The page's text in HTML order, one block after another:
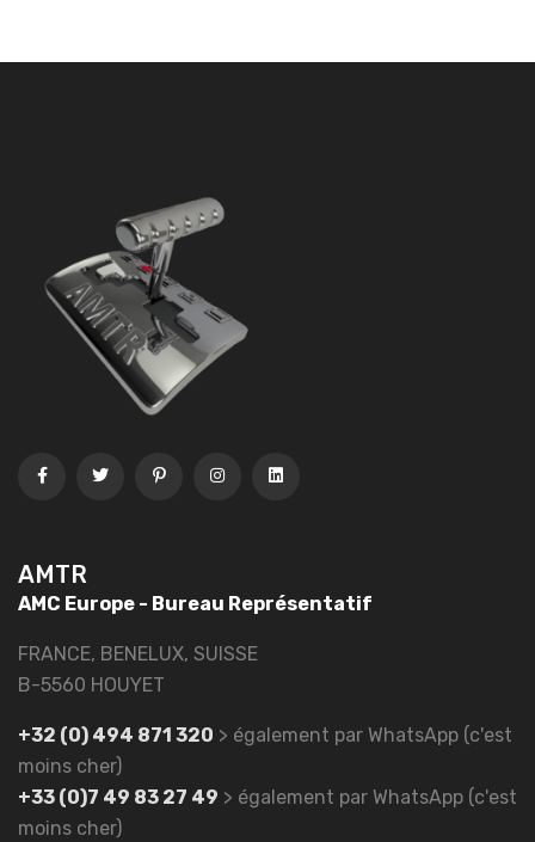
AMTR
AMC Europe - Bureau Représentatif
FRANCE, BENELUX, SUISSE
B-5560 HOUYET
+32 (0) 494 871 320 > également par WhatsApp (c'est
moins cher)
+33 (0)7 49 83 27 49 > également par WhatsApp (c'est
moins cher)